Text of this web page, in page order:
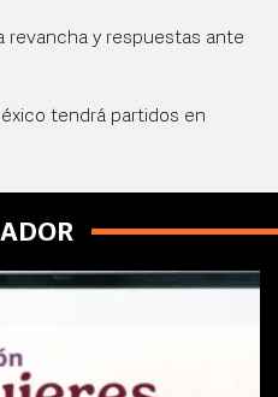
revancha y respuestas ante
tendrá partidos en